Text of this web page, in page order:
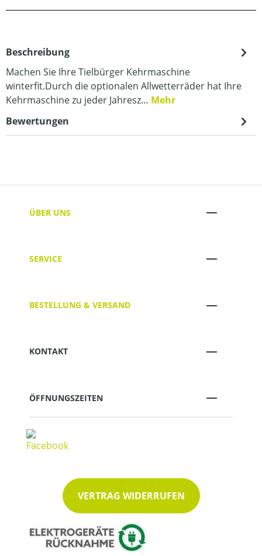
Beschreibung
Machen Sie Ihre Tielbürger Kehrmaschine
winterfit.Durch die optionalen Allwetterräder hat Ihre
Kehrmaschine zu jeder Jahresz… Mehr
Bewertungen
ÜBER UNS
SERVICE
BESTELLUNG & VERSAND
KONTAKT
ÖFFNUNGSZEITEN
VERTRAG WIDERRUFEN